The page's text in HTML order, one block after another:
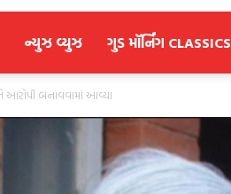
Gujarati
ન્યુઝ વ્યુઝ ગુડ મૉર્નિંગ CLASSICS
આરોપી બનાવવામાં આવ્યા